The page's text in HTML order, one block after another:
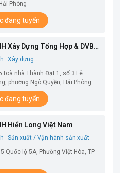
Phòng
đang tuyển
Xây Dựng Tổng Hợp & DVBV
Xây dựng
toà nhà Thành Đạt 1, số 3 Lê
phường Ngô Quyền, Hải Phòng
đang tuyển
Hiển Long Việt Nam
Sản xuất / Vận hành sản xuất
Quốc lộ 5A, Phường Việt Hòa, TP